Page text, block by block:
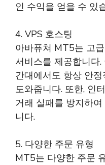
인 수익을 얻을 수 있
4. VPS 호스팅
아바퓨쳐 MT5는 고
서비스를 제공합니다
간대에서도 항상 안
도와줍니다. 또한, 인
거래 실패를 방지하
니다.
5. 다양한 주문 유형
MT5는 다양한 주문